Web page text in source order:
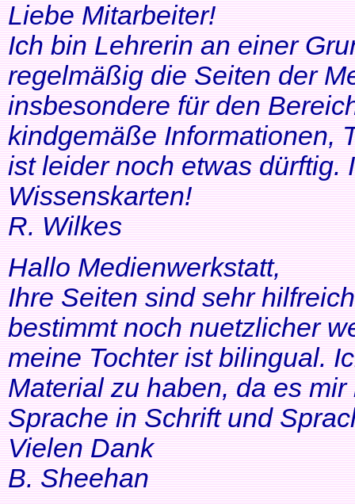
Liebe Mitarbeiter!
Ich bin Lehrerin an einer
regelmäßig die Seiten der
insbesondere für den
kindgemäße Informationen,
ist leider noch etwas dürftig.
Wissenskarten!
R. Wilkes
Hallo Medienwerkstatt,
Ihre Seiten sind sehr
bestimmt noch nuetzlicher
meine Tochter ist bilingual.
Material zu haben, da es
Sprache in Schrift und
Vielen Dank
B. Sheehan